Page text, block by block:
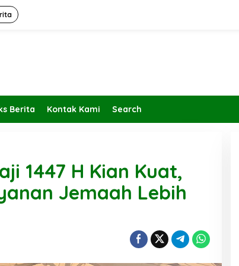
Berita Kontak Kami Search
1447 H Kian Kuat,
Jemaah Lebih
Diam; Kekuatan Sunyi dalam
Menjaga Kesehatan, Akhlak, dan
Kedamaian Jiwa